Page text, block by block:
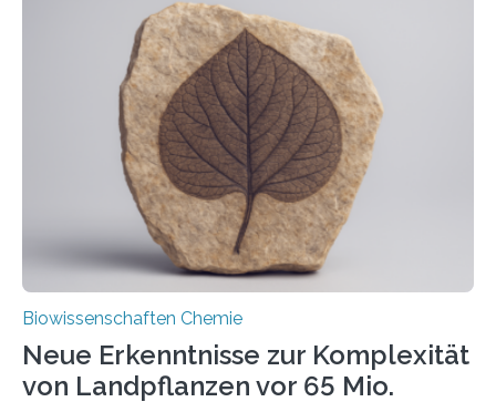
der Ruhr-Universität Bochum um Prof. Dr. Ralf Erdmann
und Dr. Ismaila Francis Yusuf hat nun einen bislang
unbekannten Qualitätskontrollmechanismus des
peroxisomalen Proteintransports in der Bäckerhefe
Saccharomyces cerevisiae entdeckt, der für die
Funktionsfähigkeit der Organellen entscheidend ist. Die
Studie wurde am 28. Oktober 2025 in der
Fachzeitschrift…
Biowissenschaften Chemie
Neue Erkenntnisse zur Komplexität
von Landpflanzen vor 65 Mio.